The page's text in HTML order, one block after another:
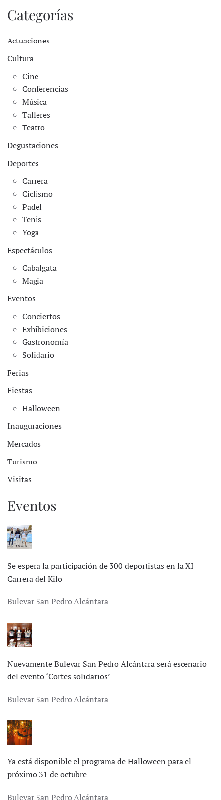
Categorías
Actuaciones
Cultura
Cine
Conferencias
Música
Talleres
Teatro
Degustaciones
Deportes
Carrera
Ciclismo
Padel
Tenis
Yoga
Espectáculos
Cabalgata
Magia
Eventos
Conciertos
Exhibiciones
Gastronomía
Solidario
Ferias
Fiestas
Halloween
Inauguraciones
Mercados
Turismo
Visitas
Eventos
Se espera la participación de 300 deportistas en la XI
Carrera del Kilo
Bulevar San Pedro Alcántara
Nuevamente Bulevar San Pedro Alcántara será escenario
del evento ‘Cortes solidarios’
Bulevar San Pedro Alcántara
Ya está disponible el programa de Halloween para el
próximo 31 de octubre
Bulevar San Pedro Alcántara